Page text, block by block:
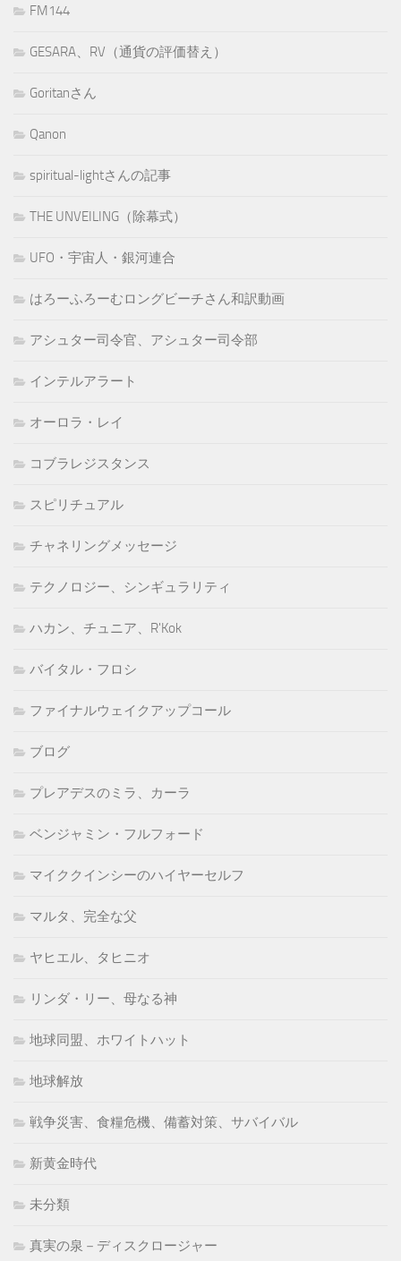
FM144
GESARA、RV（通貨の評価替え）
Goritanさん
Qanon
spiritual-lightさんの記事
THE UNVEILING（除幕式）
UFO・宇宙人・銀河連合
はろーふろーむロングビーチさん和訳動画
アシュター司令官、アシュター司令部
インテルアラート
オーロラ・レイ
コブラレジスタンス
スピリチュアル
チャネリングメッセージ
テクノロジー、シンギュラリティ
ハカン、チュニア、R'Kok
バイタル・フロシ
ファイナルウェイクアップコール
ブログ
プレアデスのミラ、カーラ
ベンジャミン・フルフォード
マイククインシーのハイヤーセルフ
マルタ、完全な父
ヤヒエル、タヒニオ
リンダ・リー、母なる神
地球同盟、ホワイトハット
地球解放
戦争災害、食糧危機、備蓄対策、サバイバル
新黄金時代
未分類
真実の泉－ディスクロージャー